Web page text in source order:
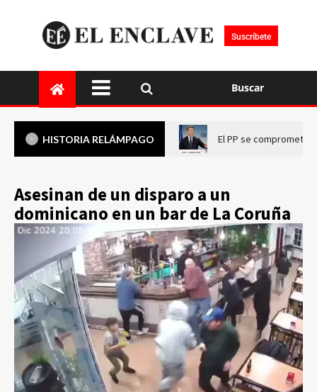
Suscríbete
Buscar
HISTORIA RELÁMPAGO El PP se compromete
Asesinan de un disparo a un
dominicano en un bar de La Coruña